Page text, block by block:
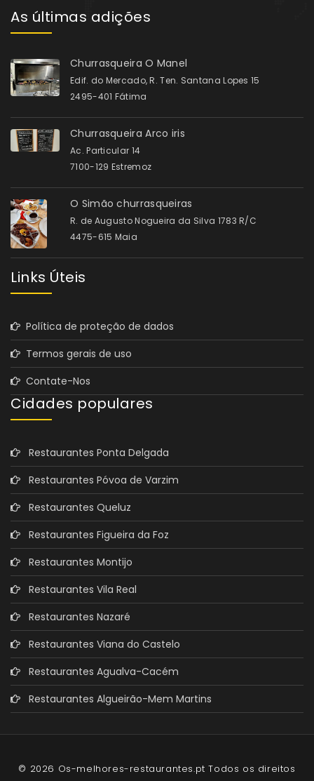
As últimas adições
Churrasqueira O Manel
Edif. do Mercado, R. Ten. Santana Lopes 15
2495-401 Fátima
Churrasqueira Arco iris
Ac. Particular 14
7100-129 Estremoz
O Simão churrasqueiras
R. de Augusto Nogueira da Silva 1783 R/C
4475-615 Maia
Links Úteis
Política de proteção de dados
Termos gerais de uso
Contate-Nos
Cidades populares
Restaurantes Ponta Delgada
Restaurantes Póvoa de Varzim
Restaurantes Queluz
Restaurantes Figueira da Foz
Restaurantes Montijo
Restaurantes Vila Real
Restaurantes Nazaré
Restaurantes Viana do Castelo
Restaurantes Agualva-Cacém
Restaurantes Algueirão-Mem Martins
© 2026 Os-melhores-restaurantes.pt Todos os direitos